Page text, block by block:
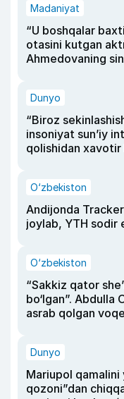
Madaniyat
“U boshqalar
otasini kutgan
Ahmedovaning
Dunyo
“Biroz
insoniyat sun’iy
qolishidan
O‘zbekiston
Andijonda
joylab, YTH sodir
O‘zbekiston
“Sakkiz qator
bo‘lgan”.
asrab qolgan
Dunyo
Mariupol qamalini
qozoni”dan